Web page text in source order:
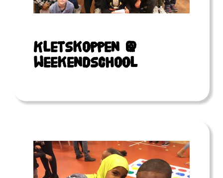
Kletskoppen @
Weekendschool